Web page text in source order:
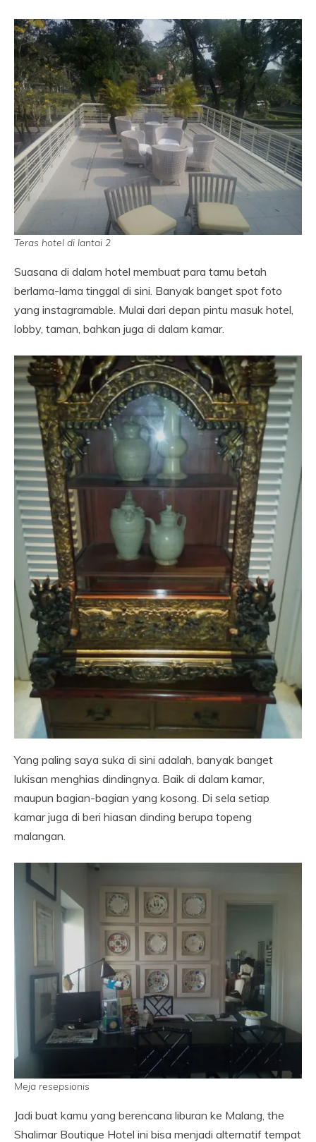
Teras hotel di lantai 2
Suasana di dalam hotel membuat para tamu betah
berlama-lama tinggal di sini. Banyak banget spot foto
yang instagramable. Mulai dari depan pintu masuk hotel,
lobby, taman, bahkan juga di dalam kamar.
Yang paling saya suka di sini adalah, banyak banget
lukisan menghias dindingnya. Baik di dalam kamar,
maupun bagian-bagian yang kosong. Di sela setiap
kamar juga di beri hiasan dinding berupa topeng
malangan.
Meja resepsionis
Jadi buat kamu yang berencana liburan ke Malang, the
Shalimar Boutique Hotel ini bisa menjadi alternatif tempat